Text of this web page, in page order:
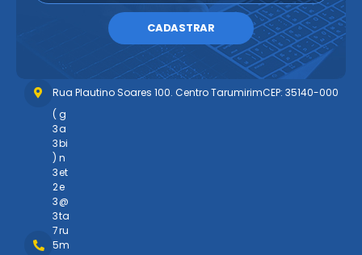
Rua Plautino Soares 100. Centro TarumirimCEP: 35140-000
(
3
3
)
3
2
3
3
7
5
g
a
bi
n
et
e
@
ta
ru
m
CADASTRAR